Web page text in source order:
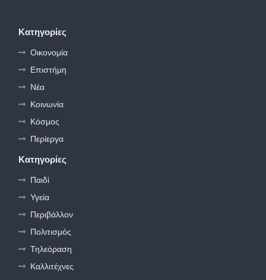
Κατηγορίες
Οικονομία
Επιστήμη
Νέα
Κοινωνία
Κόσμος
Περίεργα
Κατηγορίες
Παιδί
Υγεία
Περιβάλλον
Πολιτισμός
Τηλεόραση
Καλλιτέχνες